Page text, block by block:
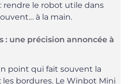
: rendre le robot utile dans
à la main.
: une précision annoncée à
point qui fait souvent la
les bordures. Le Winbot Mini